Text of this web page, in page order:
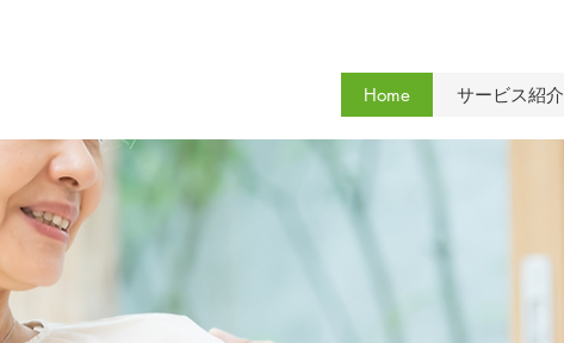
Home サービス紹介